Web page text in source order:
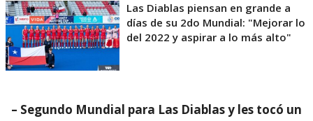
Las Diablas piensan en grande a
días de su 2do Mundial: "Mejorar lo
del 2022 y aspirar a lo más alto"
– Segundo Mundial para Las Diablas y les tocó un